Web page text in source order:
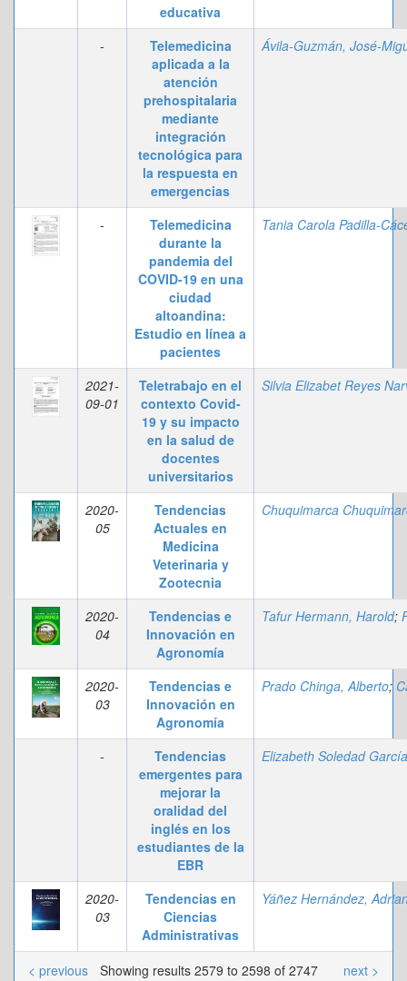
educativa
-
Telemedicina
aplicada a la
atención
prehospitalaria
mediante
integración
tecnológica para
la respuesta en
emergencias
-
Telemedicina
durante la
pandemia del
COVID-19 en una
ciudad
altoandina:
Estudio en línea a
pacientes
2021-
09-01
Teletrabajo en el
contexto Covid-
19 y su impacto
en la salud de
docentes
universitarios
2020-
05
Tendencias
Actuales en
Medicina
Veterinaria y
Zootecnia
2020-
04
Tendencias e
Innovación en
Agronomía
Tafur Hermann, Harold;
2020-
03
Tendencias e
Innovación en
Agronomía
Prado Chinga, Alberto; Castro
-
Tendencias
emergentes para
mejorar la
oralidad del
inglés en los
estudiantes de la
EBR
2020-
03
Tendencias en
Ciencias
Administrativas
Showing results 2579 to 2598 of 2747
< previous next >